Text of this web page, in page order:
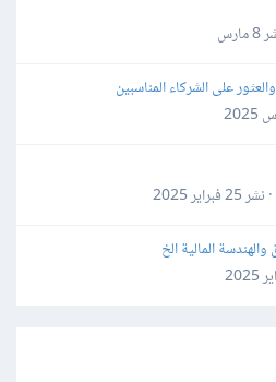
8 مارس
على الشركاء المناسبين
25 فبراير 2025
المالية الخ